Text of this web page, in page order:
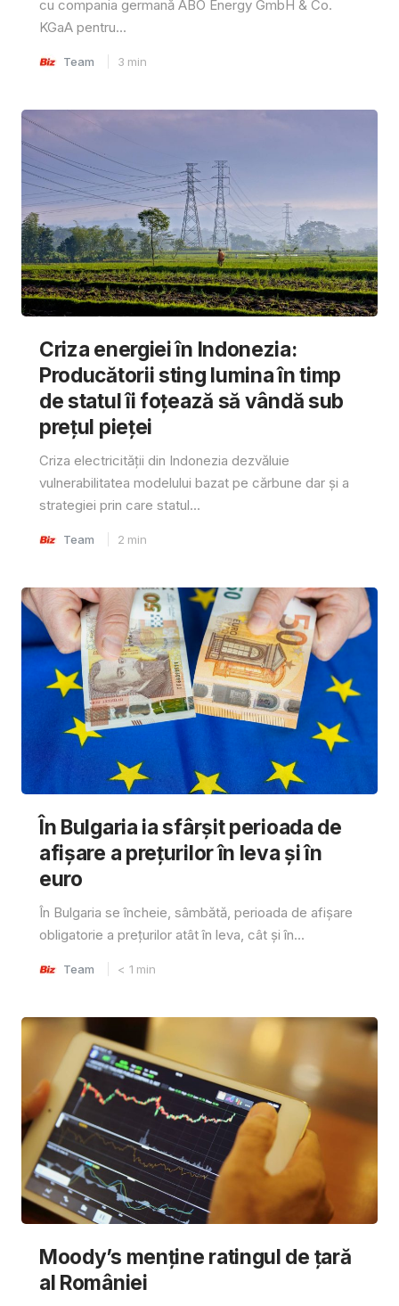
cu compania germană ABO Energy GmbH & Co.
KGaA pentru...
Team 3 min
Criza energiei în Indonezia:
Producătorii sting lumina în timp
de statul îi foțează să vândă sub
prețul pieței
Criza electricității din Indonezia dezvăluie
vulnerabilitatea modelului bazat pe cărbune dar și a
strategiei prin care statul...
Team 2 min
În Bulgaria ia sfârşit perioada de
afișare a prețurilor în ​​leva și în
euro
În Bulgaria se încheie, sâmbătă, perioada de afișare
obligatorie a prețurilor atât în ​​leva, cât și în...
Team < 1 min
Moody’s menține ratingul de țară
al României